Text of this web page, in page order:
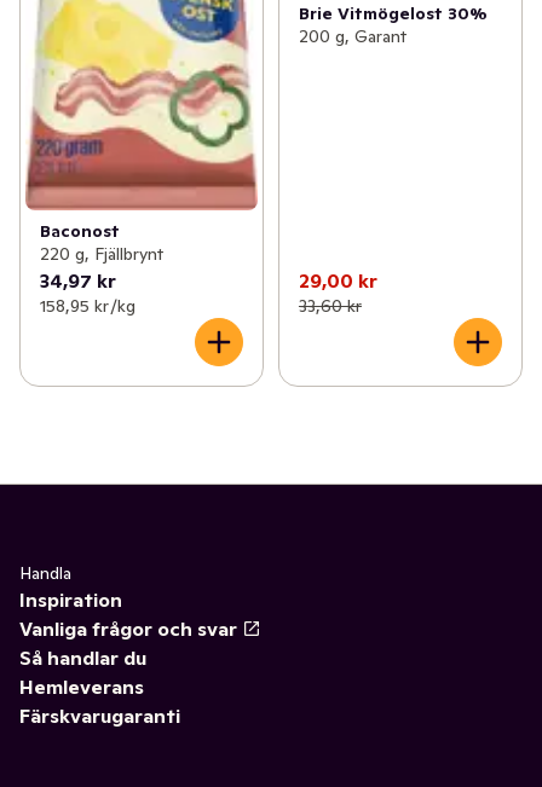
Baconost
220 g, Fjällbrynt
34,97 kr
158,95 kr /kg
Brie Vitmögelost 30%
200 g, Garant
29,00 kr
33,60 kr
Handla
Inspiration
Vanliga frågor och svar
Så handlar du
Hemleverans
Färskvarugaranti